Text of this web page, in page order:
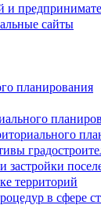
и
сайты
планирования
застройки
территорий
в сфере